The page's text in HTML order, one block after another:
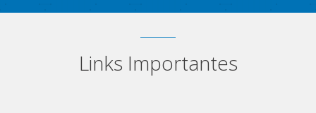
Links Importantes